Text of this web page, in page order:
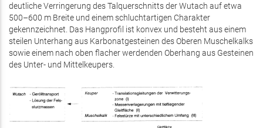
deutliche Verringerung des Talquerschnitts der Wutach auf etwa
500–600 m Breite und einem schluchtartigen Charakter
gekennzeichnet. Das Hangprofil ist konvex und besteht aus einem
steilen Unterhang aus Karbonatgesteinen des Oberen Muschelkalks
sowie einem nach oben flacher werdenden Oberhang aus Gesteinen
des Unter- und Mittelkeupers.